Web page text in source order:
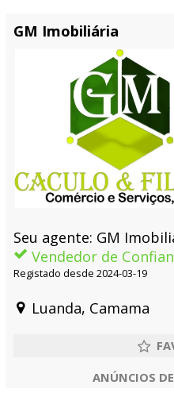
GM Imobiliária
Seu agente: GM
Vendedor de
Registado desde 2024-03-19
Luanda, Camama
ANÚNCIOS